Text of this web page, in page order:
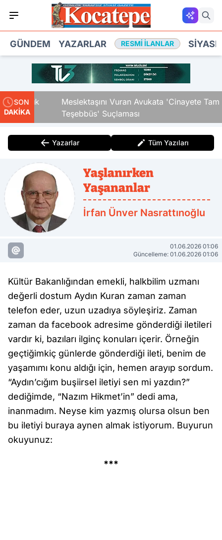
GÜNDEM YAZARLAR RESMI İLANLAR
SON
DAKİKA
Çocuk
Meslektaşını Vuran Avukata 'Cinayete Tam
Teşebbüs' Suçlaması
Yazarlar Tüm Yazıları
Yaşlanırken
Yaşananlar
İrfan Ünver Nasrattınoğlu
01.06.2026 01:06
Güncelleme: 01.06.2026 01:06
Kültür Bakanlığından emekli, halkbilim uzmanı
değerli dostum Aydın Kuran zaman zaman
telefon eder, uzun uzadıya söyleşiriz. Zaman
zaman da facebook adresime gönderdiği iletileri
vardır ki, bazıları ilginç konuları içerir. Örneğin
geçtiğimkiç günlerde gönderdiği ileti, benim de
yaşamımı konu aldığı için, hemen arayıp sordum.
“Aydın’cığım buşiirsel iletiyi sen mi yazdın?”
dediğimde, “Nazım Hikmet’in” dedi ama,
inanmadım. Neyse kim yazmış olursa olsun ben
bu iletiyi buraya aynen almak istiyorum. Buyurun
okuyunuz:
***